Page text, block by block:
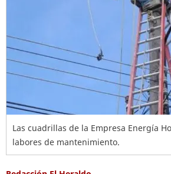
Las cuadrillas de la Empresa Energía
labores de mantenimiento.